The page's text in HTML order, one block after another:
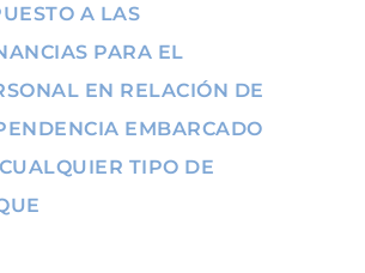
A LAS
PARA EL
EN RELACIÓN DE
EMBARCADO
TIPO DE